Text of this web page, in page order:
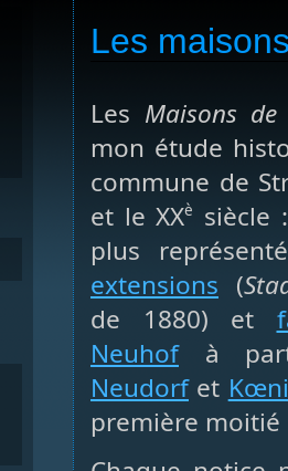
Les
Les Maisons
mon étude
commune de
et le XXè
siècle
plus
extensions (
de 1880) et
Neuhofà
Neudorfet
première moitié